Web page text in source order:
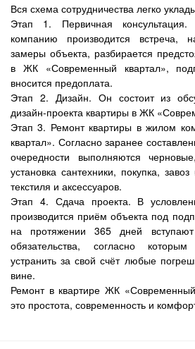
Вся схема сотрудничества легко
Этап 1. Первичная
компанию производится встреча,
замеры объекта, разбирается
в ЖК «Современный квартал»,
вносится предоплата.
Этап 2. Дизайн. Он состоит из
дизайн-проекта квартиры в ЖК
Этап 3. Ремонт квартиры в жилом
квартал». Согласно заранее
очередности выполняются
установка сантехники, покупка,
текстиля и аксессуаров.
Этап 4. Сдача проекта. В
производится приём объекта под
на протяжении 365 дней
обязательства, согласно
устранить за свой счёт любые
вине.
Ремонт в квартире ЖК
это простота, современность и